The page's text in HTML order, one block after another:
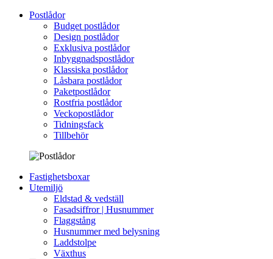
Postlådor
Budget postlådor
Design postlådor
Exklusiva postlådor
Inbyggnadspostlådor
Klassiska postlådor
Låsbara postlådor
Paketpostlådor
Rostfria postlådor
Veckopostlådor
Tidningsfack
Tillbehör
Fastighetsboxar
Utemiljö
Eldstad & vedställ
Fasadsiffror | Husnummer
Flaggstång
Husnummer med belysning
Laddstolpe
Växthus